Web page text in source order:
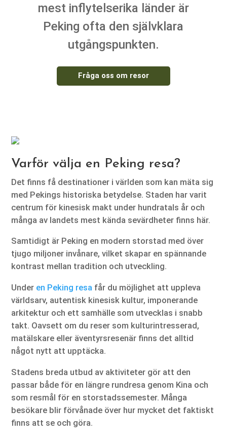
mest inflytelserika länder är
Peking ofta den självklara
utgångspunkten.
Fråga oss om resor
Varför välja en Peking resa?
Det finns få destinationer i världen som kan mäta sig
med Pekings historiska betydelse. Staden har varit
centrum för kinesisk makt under hundratals år och
många av landets mest kända sevärdheter finns här.
Samtidigt är Peking en modern storstad med över
tjugo miljoner invånare, vilket skapar en spännande
kontrast mellan tradition och utveckling.
Under en Peking resa får du möjlighet att uppleva
världsarv, autentisk kinesisk kultur, imponerande
arkitektur och ett samhälle som utvecklas i snabb
takt. Oavsett om du reser som kulturintresserad,
matälskare eller äventyrsresenär finns det alltid
något nytt att upptäcka.
Stadens breda utbud av aktiviteter gör att den
passar både för en längre rundresa genom Kina och
som resmål för en storstadssemester. Många
besökare blir förvånade över hur mycket det faktiskt
finns att se och göra.